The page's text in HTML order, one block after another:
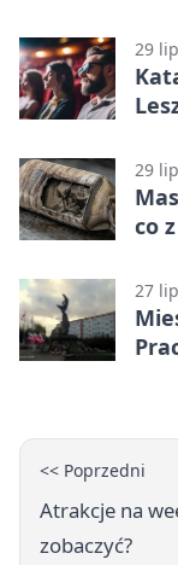
29
29
co
27
<< Poprzedni
Atrakcje na
zobaczyć?